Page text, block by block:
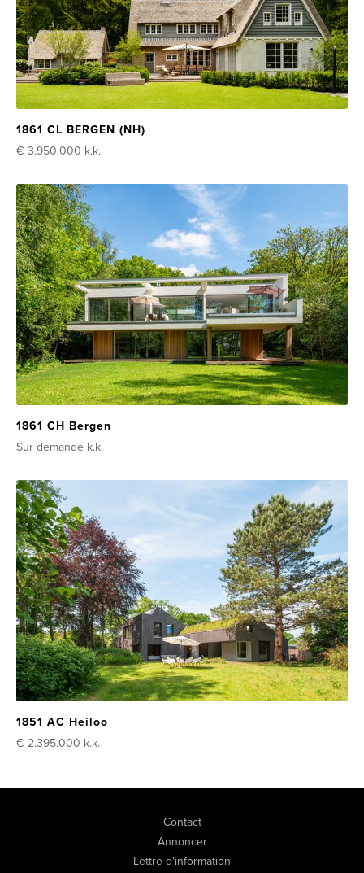
1861 CL BERGEN (NH)
€ 3.950.000 k.k.
1861 CH Bergen
Sur demande k.k.
1851 AC Heiloo
€ 2.395.000 k.k.
Contact
Annoncer
Lettre d'information